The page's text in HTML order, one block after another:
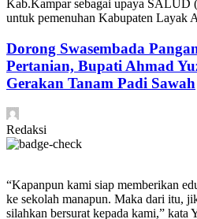
Kab.Kampar sebagai upaya SALUD
untuk pemenuhan Kabupaten Layak
Dorong Swasembada
Pertanian, Bupati Ahmad
Gerakan Tanam Padi Sawah
Redaksi
“Kapanpun kami siap memberikan
ke sekolah manapun. Maka dari itu,
silahkan bersurat kepada kami,” kata